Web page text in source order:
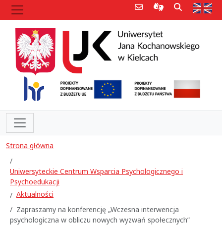
Poczta e-mailInformacje dla
Szukaj
Strona główna
Uniwersyteckie Centrum Wsparcia Psychologicznego i
Psychoedukacji
Aktualności
Zapraszamy na konferencję „Wczesna interwencja
psychologiczna w obliczu nowych wyzwań społecznych”